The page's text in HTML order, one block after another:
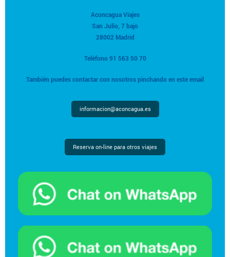
Aconcagua Viajes
San Julio, 7 bajo
28002 Madrid
Teléfono 91 563 50 70
También puedes contactar con nosotros pinchando en este email
informacion@aconcagua.es
Reserva on-line para otros viajes